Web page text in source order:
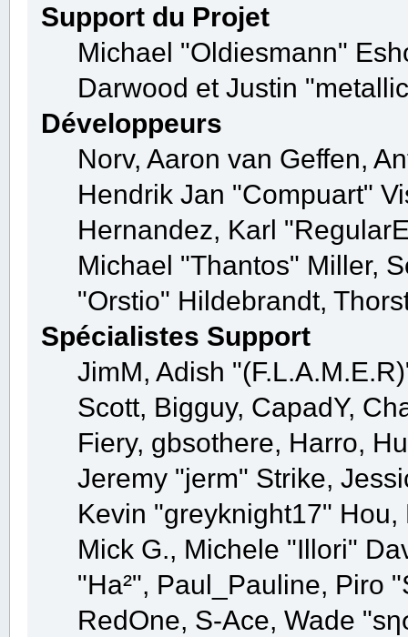
Support du Projet
Michael "Oldiesmann"
Darwood et Justin
Développeurs
Norv, Aaron van Geffen,
Hendrik Jan "Compuart"
Hernandez, Karl
Michael "Thantos" Miller,
"Orstio" Hildebrandt,
Spécialistes Support
JimM, Adish
Scott, Bigguy, CapadY,
Fiery, gbsothere, Harro,
Jeremy "jerm" Strike,
Kevin "greyknight17" Hou,
Mick G., Michele "Illori"
"Ha²", Paul_Pauline, Piro
RedOne, S-Ace, Wade